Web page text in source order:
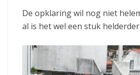
De opklaring wil nog niet
al is het wel een stuk